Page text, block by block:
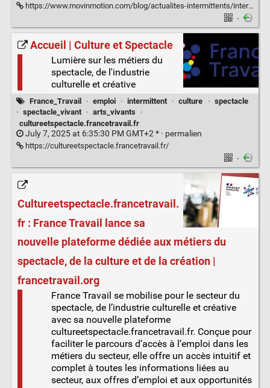
https://www.movinmotion.com/blog/actualites-intermittents/intermittent-du-spectacle-la-fin-des-aem/
·
Accueil | Culture et Spectacle
Lumière sur les métiers du
spectacle, de l'industrie
culturelle et créative
France_Travail · emploi · intermittent · culture · spectacle
· spectacle_vivant · arts_vivants
·
cultureetspectacle.francetravail.fr
July 7, 2025 at 6:35:30 PM GMT+2 * · permalien
https://cultureetspectacle.francetravail.fr/
·
Cultureetspectacle.francetravail.
fr : France Travail lance sa
nouvelle plateforme dédiée aux métiers du
spectacle, de la culture et de la création |
francetravail.org
France Travail se mobilise pour le secteur du
spectacle, de l’industrie culturelle et créative
avec sa nouvelle plateforme
cultureetspectacle.francetravail.fr. Conçue pour
faciliter le parcours d’accès à l’emploi dans les
métiers du secteur, elle offre un accès intuitif et
complet à toutes les informations liées au
secteur, aux offres d’emploi et aux opportunités